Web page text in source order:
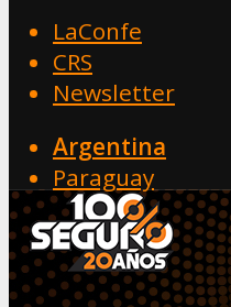
LaConfe
CRS
Newsletter
Argentina
Paraguay